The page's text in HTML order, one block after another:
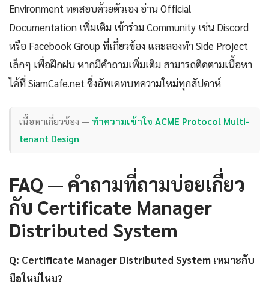
Environment ทดสอบด้วยตัวเอง อ่าน Official
Documentation เพิ่มเติม เข้าร่วม Community เช่น Discord
หรือ Facebook Group ที่เกี่ยวข้อง และลองทำ Side Project
เล็กๆ เพื่อฝึกฝน หากมีคำถามเพิ่มเติม สามารถติดตามเนื้อหา
ได้ที่ SiamCafe.net ซึ่งอัพเดทบทความใหม่ทุกสัปดาห์
เนื้อหาเกี่ยวข้อง — ทำความเข้าใจ ACME Protocol Multi-
tenant Design
FAQ — คำถามที่ถามบ่อยเกี่ยว
กับ Certificate Manager
Distributed System
Q: Certificate Manager Distributed System เหมาะกับ
มือใหม่ไหม?